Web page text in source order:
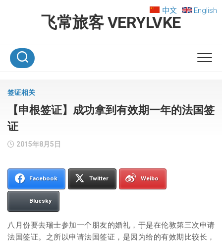
飞常旅客 VERYLVKE
中文 English
签证相关
【申根签证】成功拿到有效期一年的法国签
证
2015年8月5日
Facebook Twitter Weibo
Bluesky
八月份要去瑞士参加一个朋友的婚礼，于是在伦敦第三次申请
法国签证。之所以申请法国签证，是因为给的有效期比较长，